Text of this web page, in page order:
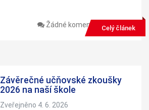
Žádné komentářeCelý článek
Závěrečné učňovské zkoušky
2026 na naší škole
Zveřejněno 4. 6. 2026